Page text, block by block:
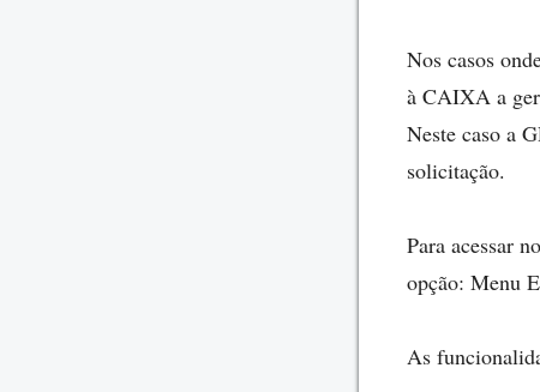
Nos casos
à CAIXA a
Neste caso a
solicitação.
Para acessar
opção: Menu
As